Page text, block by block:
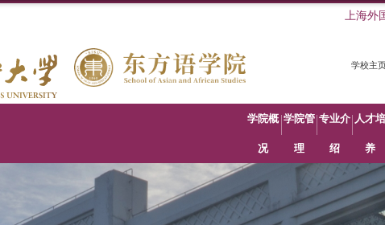
上海
学校主
学院概
况
学院管
理
专业介
绍
人才培
养